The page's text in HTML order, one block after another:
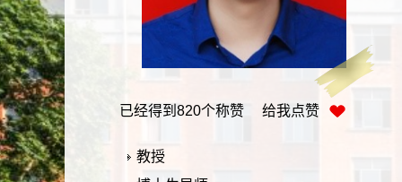
已经得到 820个称赞 给我点赞
教授